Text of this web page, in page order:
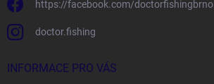
https://facebook.com/doctorfishingbrno
doctor.fishing
INFORMACE PRO VÁS